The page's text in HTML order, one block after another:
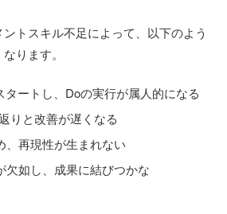
トスキル不足によって、以下のよう
ります。
タートし、Doの実行が属人的になる
りと改善が遅くなる
、再現性が生まれない
欠如し、成果に結びつかな